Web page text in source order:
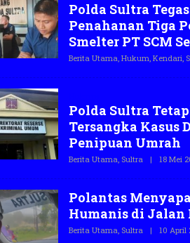
Polda Sultra
Penahanan Tiga
Smelter PT SCM
Berita Utama, Hukum, Kendari,
Polda Sultra
Tersangka Kasus
Penipuan Umrah
Berita Utama, Sultra | 18 Mei
Polantas
Humanis di Jalan
Berita Utama, Sultra | 10 April